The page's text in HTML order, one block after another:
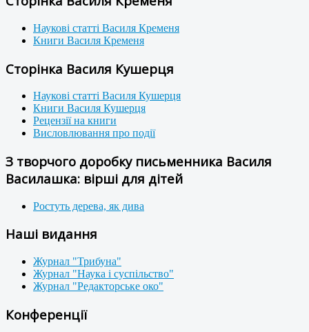
Наукові статті Василя Кременя
Книги Василя Кременя
Сторінка Василя Кушерця
Наукові статті Василя Кушерця
Книги Василя Кушерця
Рецензії на книги
Висловлювання про події
З творчого доробку письменника Василя
Василашка: вірші для дітей
Ростуть дерева, як дива
Наші видання
Журнал "Трибуна"
Журнал "Наука і суспільство"
Журнал "Редакторське око"
Конференції